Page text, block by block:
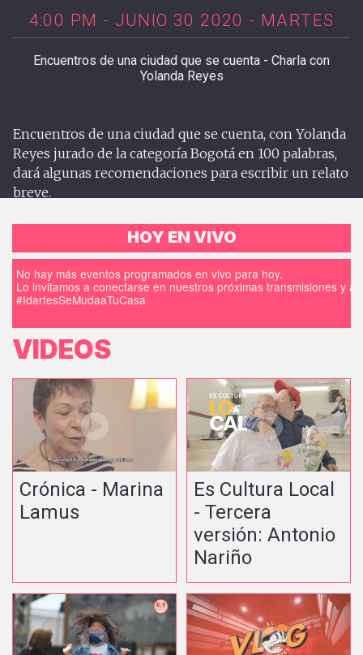
4:00 PM - JUNIO 30 2020 - MARTES
Encuentros de una ciudad que se cuenta - Charla con
Yolanda Reyes
Encuentros de una ciudad que se cuenta, con Yolanda
Reyes jurado de la categoría Bogotá en 100 palabras,
dará algunas recomendaciones para escribir un relato
breve.
HOY EN VIVO
No hay más eventos programados en vivo para hoy.
Lo invitamos a conectarse en nuestros próximas transmisiones y
#IdartesSeMudaaTuCasa
VIDEOS
Crónica - Marina
Lamus
Es Cultura Local
- Tercera
versión: Antonio
Nariño